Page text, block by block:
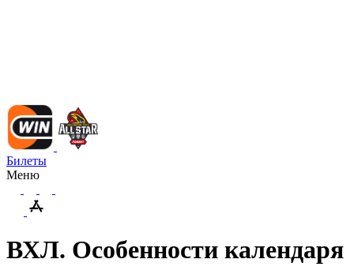
Билеты
Меню
ВХЛ. Особенности календаря